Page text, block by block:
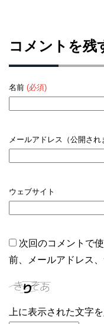
コメントを残
名前 (必須)
メールアドレス（公開され
ウェブサイト
次回のコメントで
前、メールアドレス
上に表示された文字